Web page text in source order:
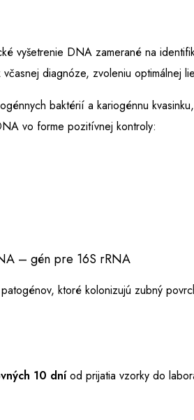
vyšetrenie DNA zamerané na
diagnóze, zvoleniu optimálnej
baktérií a kariogénnu
vo forme pozitívnej kontroly:
– gén pre 16S rRNA
ktoré kolonizujú zubný
10 dníod prijatia vzorky do